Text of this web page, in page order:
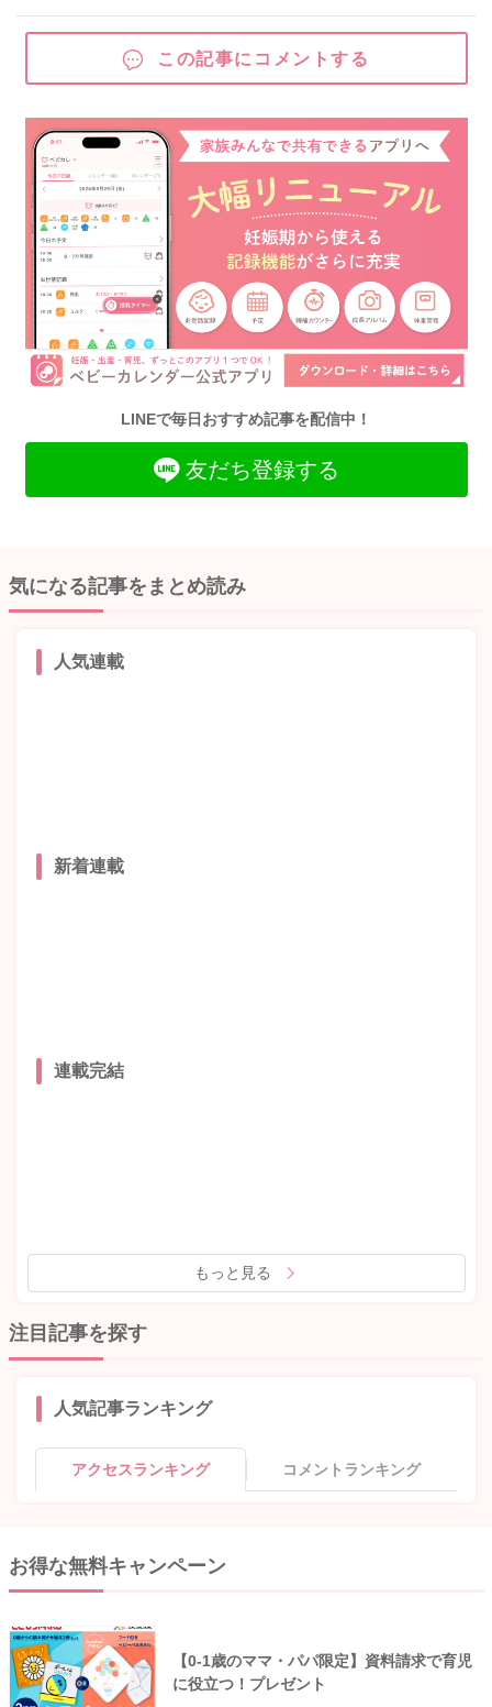
この記事にコメントする
LINEで毎日おすすめ記事を配信中！
友だち登録する
気になる記事をまとめ読み
人気連載
新着連載
連載完結
もっと見る
注目記事を探す
人気記事ランキング
アクセスランキング コメントランキング
お得な無料キャンペーン
【0-1歳のママ・パパ限定】資料請求で育児
に役立つ！プレゼント